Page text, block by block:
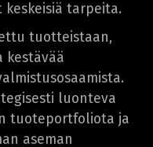
tarpeita.
tuotteistaan,
kestävää
luonteva
tuoteportfoliota ja
aseman